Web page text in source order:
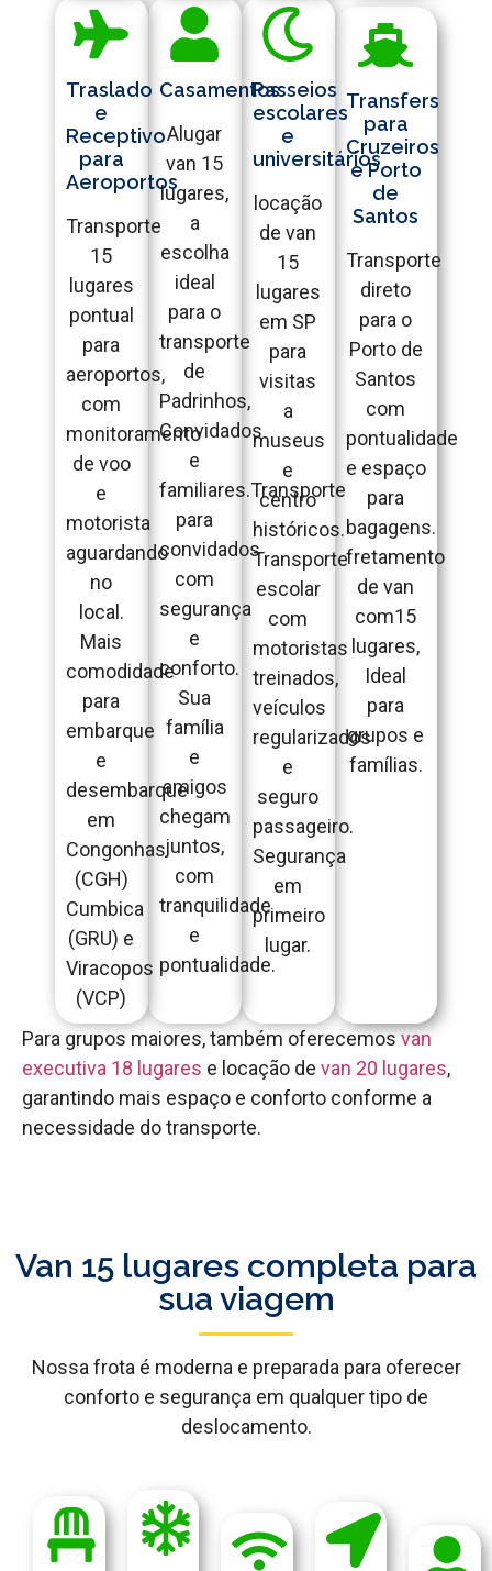
Traslado
e
Receptivo
para
Aeroportos
Transporte
15
lugares
pontual
para
aeroportos,
com
monitoramento
de voo
e
motorista
aguardando
no
local.
Mais
comodidade
para
embarque
e
desembarque
em
Congonhas
(CGH)
Cumbica
(GRU) e
Viracopos
(VCP)
Casamentos
Alugar
van 15
lugares,
a
escolha
ideal
para o
transporte
de
Padrinhos,
Convidados
e
familiares.Transporte
para
convidados
com
segurança
e
conforto.
Sua
família
e
amigos
chegam
juntos,
com
tranquilidade
e
pontualidade.
Passeios
escolares
e
universitários
locação
de van
15
lugares
em SP
para
visitas
a
museus
e
centro
históricos.
Transporte
escolar
com
motoristas
treinados,
veículos
regularizados
e
seguro
passageiro.
Segurança
em
primeiro
lugar.
Transfers
para
Cruzeiros
e Porto
de
Santos
Transporte
direto
para o
Porto de
Santos
com
pontualidade
e espaço
para
bagagens.
fretamento
de van
com15
lugares,
Ideal
para
grupos e
famílias.
Para grupos maiores, também oferecemosvan
executiva 18 lugares e locação de van 20 lugares,
garantindo mais espaço e conforto conforme a
necessidade do transporte.
Van 15 lugares completa para
sua viagem
Nossa frota é moderna e preparada para oferecer
conforto e segurança em qualquer tipo de
deslocamento.